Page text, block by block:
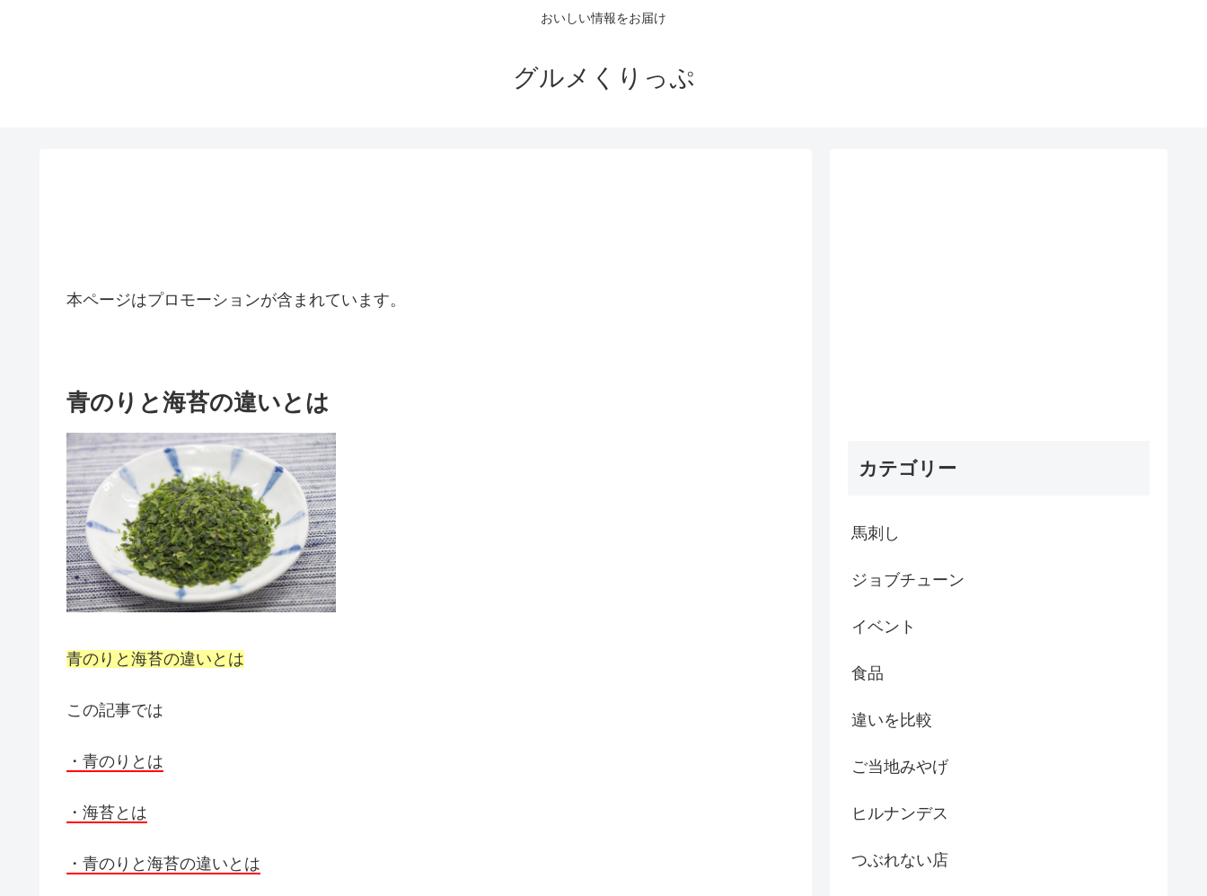
おいしい情報をお届け
グルメくりっぷ
本ページはプロモーションが含まれています。
青のりと海苔の違いとは
青のりと海苔の違いとは
この記事では
・青のりとは
・海苔とは
・青のりと海苔の違いとは
カテゴリー
馬刺し
ジョブチューン
イベント
食品
違いを比較
ご当地みやげ
ヒルナンデス
つぶれない店